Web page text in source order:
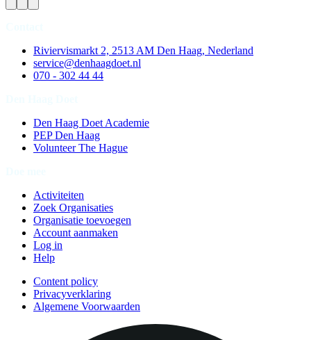
Riviervismarkt 2, 2513 AM Den Haag, Nederland
service@denhaagdoet.nl
070 - 302 44 44
Den Haag Doet Academie
PEP Den Haag
Volunteer The Hague
Activiteiten
Zoek Organisaties
Organisatie toevoegen
Account aanmaken
Log in
Help
Content policy
Privacyverklaring
Algemene Voorwaarden